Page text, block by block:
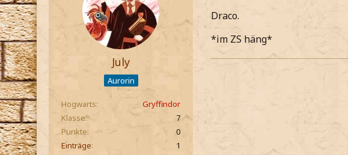
July
Aurorin
Hogwarts
Gryffindor
Klasse
7
Punkte
0
Einträge
1
Draco.
*im ZS häng*